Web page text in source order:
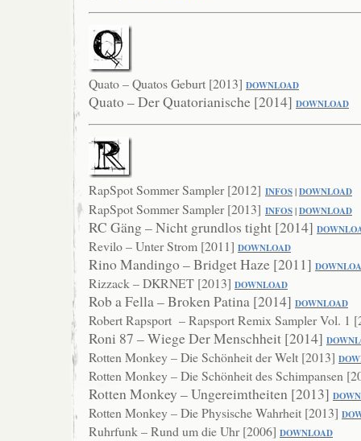
Quato – Quatos Geburt [2013] DOWNLOAD
Quato – Der Quatorianische [2014] DOWNLOAD
RapSpot Sommer Sampler [2012] INFOS|DOWNLOAD
RapSpot Sommer Sampler [2013] INFOS|DOWNLOAD
RC Gäng – Nicht grundlos tight [2014]
Revilo – Unter Strom [2011] DOWNLOAD
Rino Mandingo – Bridget Haze [2011]
Rizzack – DKRNET [2013] DOWNLOAD
Rob a Fella – Broken Patina [2014] DOWNLOAD
Robert Rapsport – Rapsport Remix Sampler Vol. 1
Roni 87 – Wiege Der Menschheit [2014] DOWNL
Rotten Monkey – Die Schönheit der Welt [2013]
Rotten Monkey – Die Schönheit des Schimpansen
Rotten Monkey – Ungereimtheiten [2013]
Rotten Monkey – Die Physische Wahrheit [2013]
Ruhrfunk – Rund um die Uhr [2006] DOWNLOAD